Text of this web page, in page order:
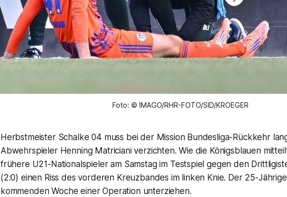
Foto: © IMAGO/RHR-FOTO/SID/KROEGER
Herbstmeister Schalke 04 muss bei der Mission Bundesliga-Rückkehr
Abwehrspieler Henning Matriciani verzichten. Wie die Königsblauen
frühere U21-Nationalspieler am Samstag im Testspiel gegen den
(2:0) einen Riss des vorderen Kreuzbandes im linken Knie. Der 25-
kommenden Woche einer Operation unterziehen.